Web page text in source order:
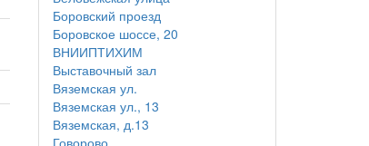
Боровский проезд
Боровское шоссе, 20
ВНИИПТИХИМ
Выставочный зал
Вяземская ул.
Вяземская ул., 13
Вяземская, д.13
Говорово